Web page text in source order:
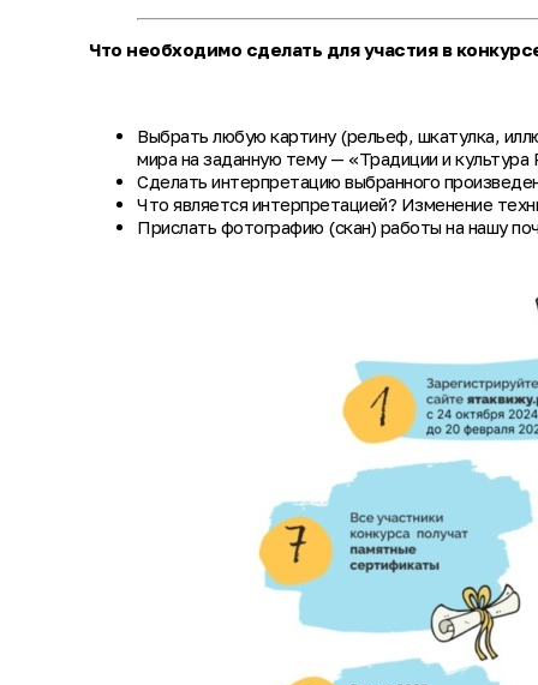
Что необходимо сделать для участия в
Выбрать любую картину (рельеф, шкатулка,
мира на заданную тему — «Традиции и культура
Сделать интерпретацию выбранного
Что является интерпретацией? Изменение
Прислать фотографию (скан) работы на нашу